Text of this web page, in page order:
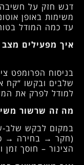
דגש חזק על חשיבה
משימות באופן
עד כמה המודל
איך מפעילים
בניסוח הפרומפט
שלבים ובקשו “קח
למודל לפרק את
מה זה שרשור
במקום לבקש
(חקר → בחירה →
הצינור – חוסך זמן